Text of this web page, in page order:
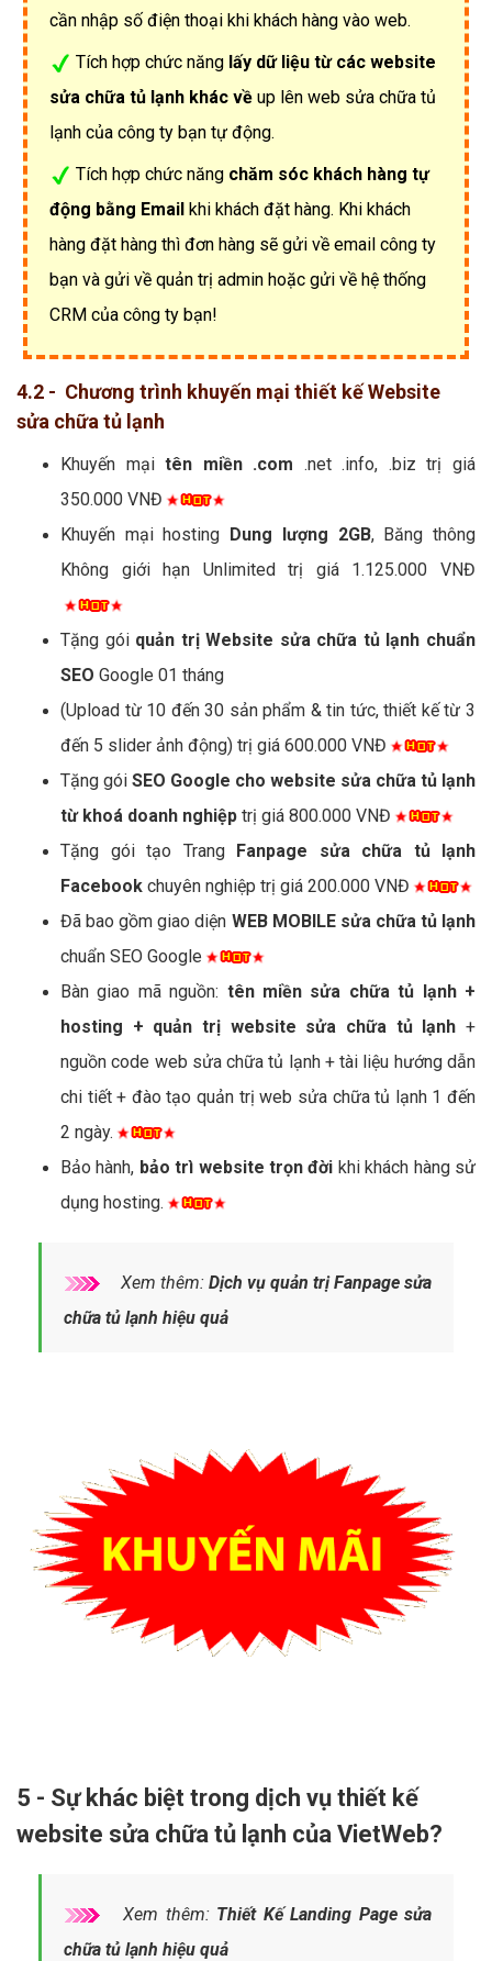
cần nhập số điện thoại khi khách hàng vào web.
Tích hợp chức năng lấy dữ liệu từ các website
sửa chữa tủ lạnh khác về up lên web sửa chữa tủ
lạnh của công ty bạn tự động.
Tích hợp chức năng chăm sóc khách hàng tự
động bằng Email khi khách đặt hàng. Khi khách
hàng đặt hàng thì đơn hàng sẽ gửi về email công ty
bạn và gửi về quản trị admin hoặc gửi về hệ thống
CRM của công ty bạn!
4.2 - Chương trình khuyến mại thiết kế Website
sửa chữa tủ lạnh
Khuyến mạitên miền .com .net .info, .biz trị giá
350.000 VNĐ
Khuyến mại hosting Dung lượng 2GB, Băng thông
Không giới hạn Unlimited trị giá 1.125.000 VNĐ
Tặng gói quản trị Website sửa chữa tủ lạnh chuẩn
SEO Google 01 tháng
(Upload từ 10 đến 30 sản phẩm & tin tức, thiết kế từ 3
đến 5 slider ảnh động) trị giá 600.000 VNĐ
Tặng gói SEO Google cho website sửa chữa tủ lạnh
từ khoá doanh nghiệp trị giá 800.000 VNĐ
Tặng gói tạo Trang Fanpage sửa chữa tủ lạnh
Facebook chuyên nghiệp trị giá 200.000 VNĐ
Đã bao gồm giao diện WEB MOBILE sửa chữa tủ lạnh
chuẩn SEO Google
Bàn giao mã nguồn: tên miền sửa chữa tủ lạnh +
hosting + quản trị website sửa chữa tủ lạnh +
nguồn code web sửa chữa tủ lạnh + tài liệu hướng dẫn
chi tiết + đào tạo quản trị web sửa chữa tủ lạnh 1 đến
2 ngày.
Bảo hành, bảo trì website trọn đời khi khách hàng sử
dụng hosting.
Xem thêm: Dịch vụ quản trị Fanpage sửa
chữa tủ lạnh hiệu quả
5 - Sự khác biệt trong dịch vụ thiết kế
website sửa chữa tủ lạnh của VietWeb?
Xem thêm: Thiết Kế Landing Page sửa
chữa tủ lạnh hiệu quả